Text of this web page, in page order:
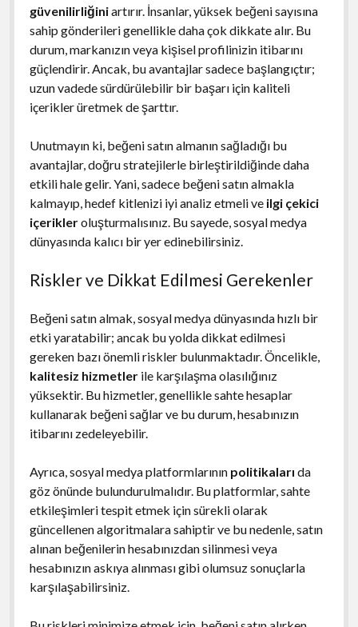
güvenilirliğiniartırır. İnsanlar, yüksek beğeni sayısına
sahip gönderileri genellikle daha çok dikkate alır. Bu
durum, markanızın veya kişisel profilinizin itibarını
güçlendirir. Ancak, bu avantajlar sadece başlangıçtır;
uzun vadede sürdürülebilir bir başarı için kaliteli
içerikler üretmek de şarttır.
Unutmayın ki, beğeni satın almanın sağladığı bu
avantajlar, doğru stratejilerle birleştirildiğinde daha
etkili hale gelir. Yani, sadece beğeni satın almakla
kalmayıp, hedef kitlenizi iyi analiz etmeli ve ilgi çekici
içerikleroluşturmalısınız. Bu sayede, sosyal medya
dünyasında kalıcı bir yer edinebilirsiniz.
Riskler ve Dikkat Edilmesi Gerekenler
Beğeni satın almak, sosyal medya dünyasında hızlı bir
etki yaratabilir; ancak bu yolda dikkat edilmesi
gereken bazı önemli riskler bulunmaktadır. Öncelikle,
kalitesiz hizmetlerile karşılaşma olasılığınız
yüksektir. Bu hizmetler, genellikle sahte hesaplar
kullanarak beğeni sağlar ve bu durum, hesabınızın
itibarını zedeleyebilir.
Ayrıca, sosyal medya platformlarının politikaları da
göz önünde bulundurulmalıdır. Bu platformlar, sahte
etkileşimleri tespit etmek için sürekli olarak
güncellenen algoritmalara sahiptir ve bu nedenle, satın
alınan beğenilerin hesabınızdan silinmesi veya
hesabınızın askıya alınması gibi olumsuz sonuçlarla
karşılaşabilirsiniz.